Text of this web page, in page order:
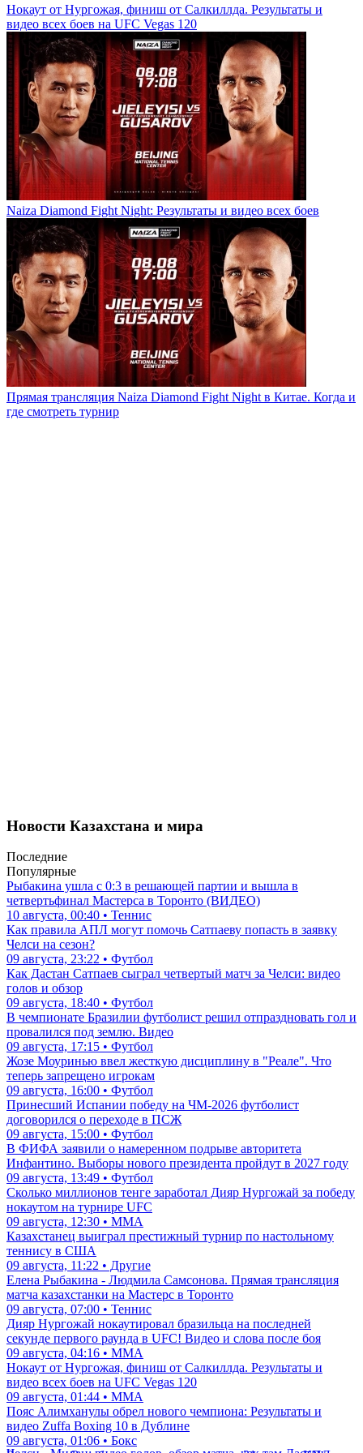
Нокаут от Нургожая, финиш от Салкиллда. Результаты и
видео всех боев на UFC Vegas 120
Naiza Diamond Fight Night: Результаты и видео всех боев
Прямая трансляция Naiza Diamond Fight Night в Китае. Когда и
где смотреть турнир
Новости Казахстана и мира
Последние
Популярные
Рыбакина ушла с 0:3 в решающей партии и вышла в
четвертьфинал Мастерса в Торонто (ВИДЕО)
10 августа, 00:40 • Теннис
Как правила АПЛ могут помочь Сатпаеву попасть в заявку
Челси на сезон?
09 августа, 23:22 • Футбол
Как Дастан Сатпаев сыграл четвертый матч за Челси: видео
голов и обзор
09 августа, 18:40 • Футбол
В чемпионате Бразилии футболист решил отпраздновать гол и
провалился под землю. Видео
09 августа, 17:15 • Футбол
Жозе Моуринью ввел жесткую дисциплину в "Реале". Что
теперь запрещено игрокам
09 августа, 16:00 • Футбол
Принесший Испании победу на ЧМ-2026 футболист
договорился о переходе в ПСЖ
09 августа, 15:00 • Футбол
В ФИФА заявили о намеренном подрыве авторитета
Инфантино. Выборы нового президента пройдут в 2027 году
09 августа, 13:49 • Футбол
Сколько миллионов тенге заработал Дияр Нургожай за победу
нокаутом на турнире UFC
09 августа, 12:30 • ММА
Казахстанец выиграл престижный турнир по настольному
теннису в США
09 августа, 11:22 • Другие
Елена Рыбакина - Людмила Самсонова. Прямая трансляция
матча казахстанки на Мастерс в Торонто
09 августа, 07:00 • Теннис
Дияр Нургожай нокаутировал бразильца на последней
секунде первого раунда в UFC! Видео и слова после боя
09 августа, 04:16 • ММА
Нокаут от Нургожая, финиш от Салкиллда. Результаты и
видео всех боев на UFC Vegas 120
09 августа, 01:44 • ММА
Пояс Алимханулы обрел нового чемпиона: Результаты и
видео Zuffa Boxing 10 в Дублине
09 августа, 01:06 • Бокс